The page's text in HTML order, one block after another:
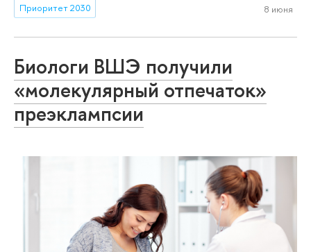
Приоритет 2030 8 июня
Биологи ВШЭ получили
«молекулярный отпечаток»
преэклампсии